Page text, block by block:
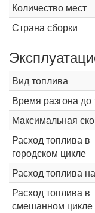
Количество мест
Страна сборки
Вид топлива
Время разгона до
Максимальная
Расход топлива в
городском цикле
Расход топлива
Расход топлива в
смешанном цикле